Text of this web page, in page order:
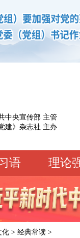
中央宣传部 主管
党建》杂志社 主办
语 理论
建网微平台
企业党建
化 > 经典常读 >